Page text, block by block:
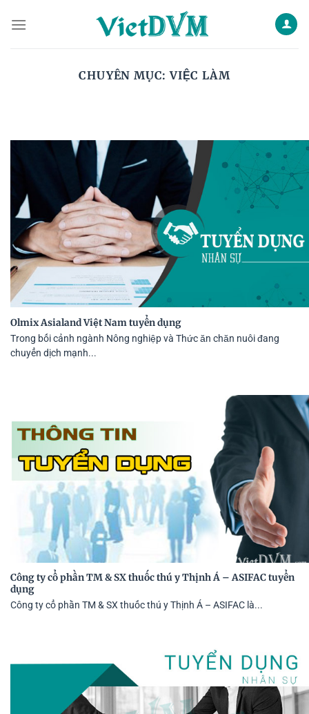
CHUYÊN MỤC:VIỆC LÀM
Olmix Asialand Việt Nam tuyển dụng
Trong bối cảnh ngành Nông nghiệp và Thức ăn chăn nuôi đang
chuyển dịch mạnh...
Công ty cổ phần TM & SX thuốc thú y Thịnh Á – ASIFAC tuyển
dụng
Công ty cổ phần TM & SX thuốc thú y Thịnh Á – ASIFAC là...